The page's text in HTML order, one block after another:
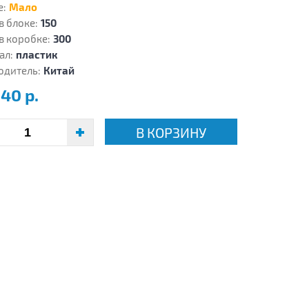
Мало
блоке: 150
коробке: 300
пластик
Китай
р.
В КОРЗИНУ